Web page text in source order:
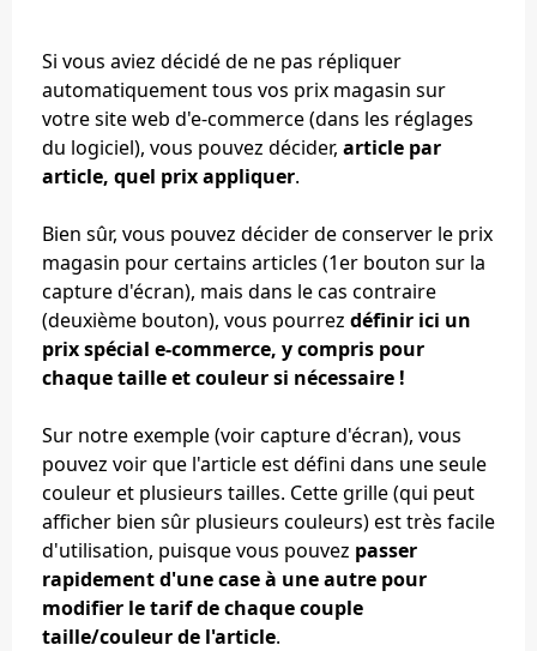
Si vous aviez décidé de ne pas répliquer
automatiquement tous vos prix magasin sur
votre site web d'e-commerce (dans les réglages
du logiciel), vous pouvez décider, article par
article, quel prix appliquer.
Bien sûr, vous pouvez décider de conserver le prix
magasin pour certains articles (1er bouton sur la
capture d'écran), mais dans le cas contraire
(deuxième bouton), vous pourrez définir ici un
prix spécial e-commerce, y compris pour
chaque taille et couleur si nécessaire !
Sur notre exemple (voir capture d'écran), vous
pouvez voir que l'article est défini dans une seule
couleur et plusieurs tailles. Cette grille (qui peut
afficher bien sûr plusieurs couleurs) est très facile
d'utilisation, puisque vous pouvez passer
rapidement d'une case à une autre pour
modifier le tarif de chaque couple
taille/couleur de l'article.